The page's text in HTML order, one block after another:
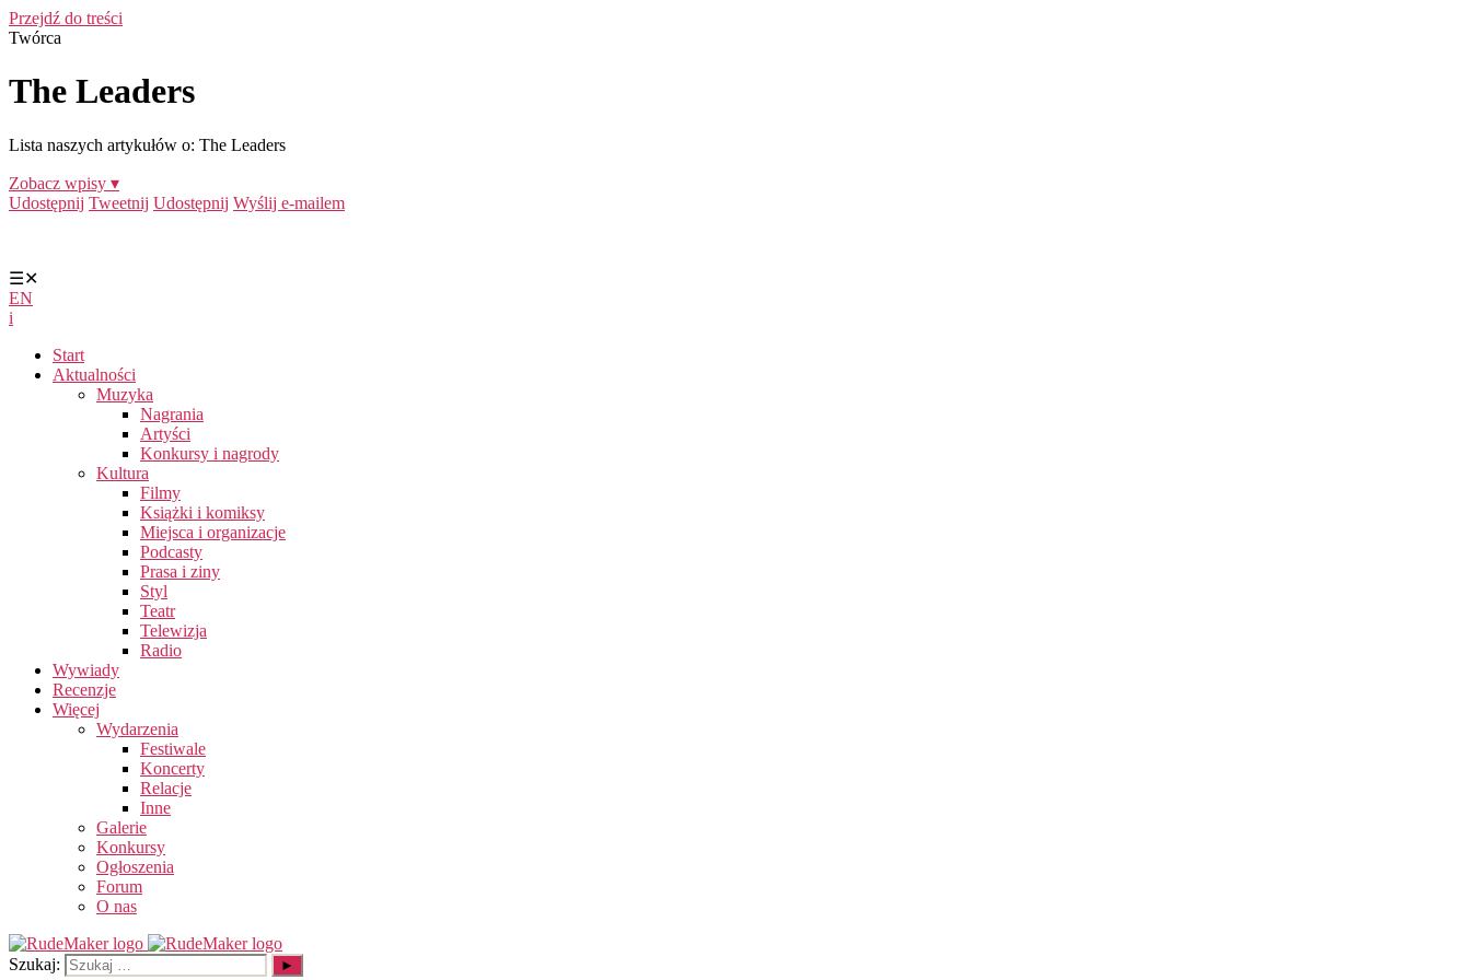
Przejdź do treści
Twórca
The Leaders
Lista naszych artykułów o: The Leaders
Zobacz wpisy ▾
Udostępnij Tweetnij Udostępnij Wyślij e-mailem
☰✕
EN
i
Start
Aktualności
Muzyka
Nagrania
Artyści
Konkursy i nagrody
Kultura
Filmy
Książki i komiksy
Miejsca i organizacje
Podcasty
Prasa i ziny
Styl
Teatr
Telewizja
Radio
Wywiady
Recenzje
Więcej
Wydarzenia
Festiwale
Koncerty
Relacje
Inne
Galerie
Konkursy
Ogłoszenia
Forum
O nas
Szukaj: